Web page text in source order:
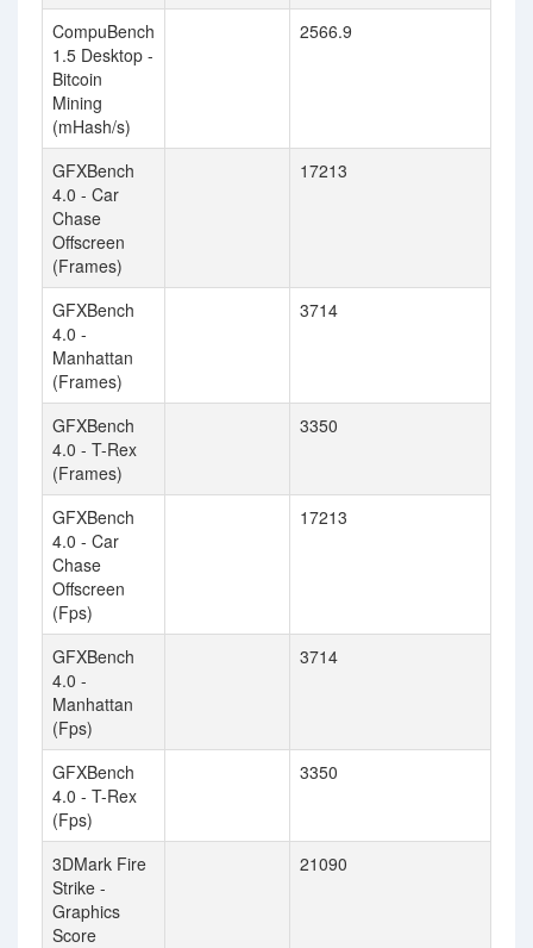
CompuBench
1.5 Desktop -
Bitcoin
Mining
(mHash/s)
2566.9
GFXBench
4.0 - Car
Chase
Offscreen
(Frames)
17213
GFXBench
4.0 -
Manhattan
(Frames)
3714
GFXBench
4.0 - T-Rex
(Frames)
3350
GFXBench
4.0 - Car
Chase
Offscreen
(Fps)
17213
GFXBench
4.0 -
Manhattan
(Fps)
3714
GFXBench
4.0 - T-Rex
(Fps)
3350
3DMark Fire
Strike -
Graphics
Score
21090